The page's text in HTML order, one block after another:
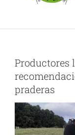
Productores
praderas
Ver
imagen
más